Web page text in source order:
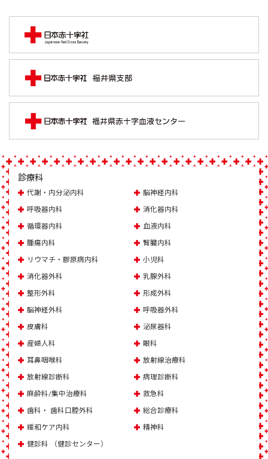
診療科
代謝・内分泌内科
脳神経内科
呼吸器内科
消化器内科
循環器内科
血液内科
腫瘍内科
腎臓内科
リウマチ・膠原病内科
小児科
消化器外科
乳腺外科
整形外科
形成外科
脳神経外科
呼吸器外科
皮膚科
泌尿器科
産婦人科
眼科
耳鼻咽喉科
放射線治療科
放射線診断科
病理診断科
麻酔科/集中治療科
救急科
歯科・ 歯科口腔外科
総合診療科
緩和ケア内科
精神科
健診科 （健診センター）